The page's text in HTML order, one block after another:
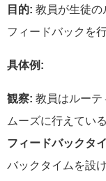
目的: 教員が生徒の
フィードバックを行
具体例:
観察: 教員はルーテ
ムーズに行えてい
フィードバックタ
バックタイムを設